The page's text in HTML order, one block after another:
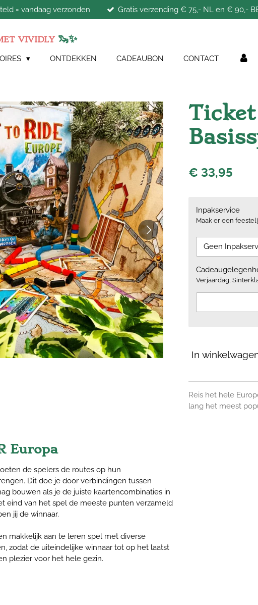
= vandaag verzonden Gratis verzending € 75,- NL en € 90,-
VIVIDLY 🦦✨
ONTDEKKEN CADEAUBON CONTACT
€ 33,95
Inpakservice
Maak er een
Verjaardag,
In
Reis het hele
lang het meest
Europa
de spelers de routes op hun
Dit doe je door verbindingen tussen
bouwen als je de juiste kaartencombinaties in
eind van het spel de meeste punten verzameld
jij de winnaar.
makkelijk aan te leren spel met diverse
zodat de uiteindelijke winnaar tot op het laatst
plezier voor het hele gezin.